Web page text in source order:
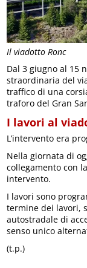
Il viadotto Ronc
Dal 3 giugno al 15
straordinaria del
traffico di una
traforo del Gran
I lavori al
L’intervento era
Nella giornata di
collegamento con
intervento.
I lavori sono
termine dei lavori,
autostradale di
senso unico
(t.p.)